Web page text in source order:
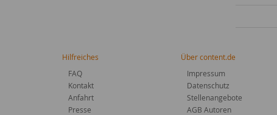
Hilfreiches
FAQ
Kontakt
Anfahrt
Presse
Über content.de
Impressum
Datenschutz
Stellenangebote
AGB Autoren